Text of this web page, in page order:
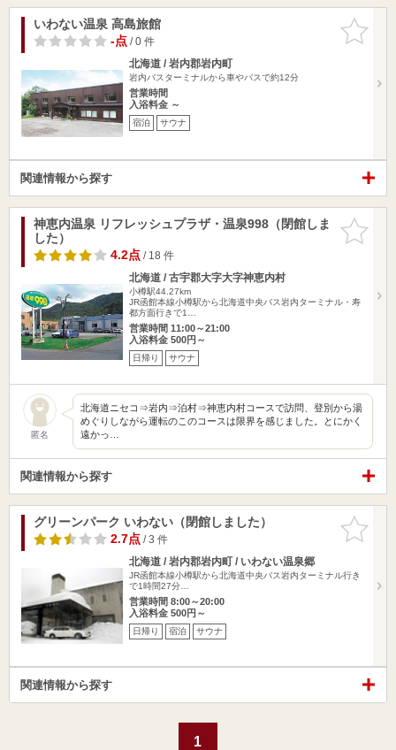
お気に入
りに追加
いわない温泉 高島旅館
-点/ 0 件
北海道 / 岩内郡岩内町
岩内バスターミナルから車やバスで約12分
営業時間
入浴料金 ～
宿泊 サウナ
関連情報から探す
お気に入
りに追加
神恵内温泉 リフレッシュプラザ・温泉998（閉館しま
した）
4.2点/ 18 件
北海道 / 古宇郡大字大字神恵内村
小樽駅44.27km
JR函館本線小樽駅から北海道中央バス岩内ターミナル・寿
都方面行きで1…
営業時間 11:00～21:00
入浴料金 500円～
日帰り サウナ
匿名
北海道ニセコ⇒岩内⇒泊村⇒神恵内村コースで訪問、登別から湯
めぐりしながら運転のこのコースは限界を感じました。とにかく
遠かっ…
関連情報から探す
お気に入
りに追加
グリーンパーク いわない（閉館しました）
2.7点/ 3 件
北海道 / 岩内郡岩内町 / いわない温泉郷
JR函館本線小樽駅から北海道中央バス岩内ターミナル行き
で1時間27分…
営業時間 8:00～20:00
入浴料金 500円～
日帰り 宿泊 サウナ
関連情報から探す
1